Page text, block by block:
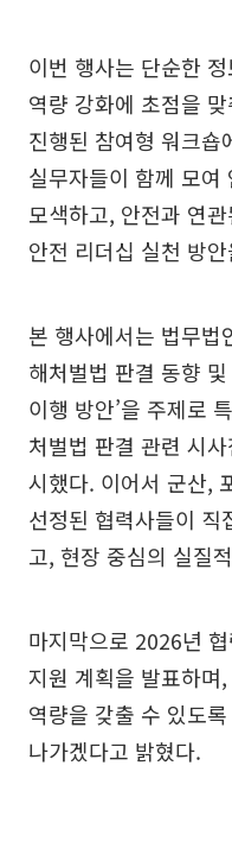
이번 행사는 단순한
역량 강화에 초점을
진행된 참여형 워크숍
실무자들이 함께 모여
모색하고, 안전과 연
안전 리더십 실천 방
본 행사에서는 법무법
해처벌법 판결 동향
이행 방안’을 주제로
처벌법 판결 관련 시
시했다. 이어서 군산,
선정된 협력사들이 직
고, 현장 중심의 실질
마지막으로 2026년
지원 계획을 발표하며
역량을 갖출 수 있도
나가겠다고 밝혔다.